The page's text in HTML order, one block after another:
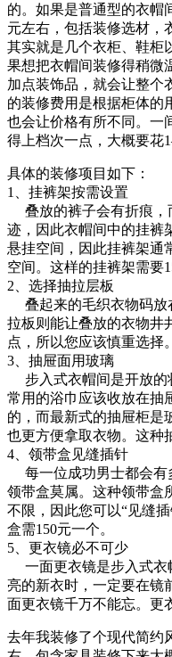
的。如果是普通型的衣帽
元左右，包括装修选材，
其实就是几个衣柜、鞋柜
果想把衣帽间装修得稍微
加点装饰品，就会让整
的装修费用是根据柜体的
也会让价格有所不同。一
得上档次一点，大概要花
具体的装修项目如下：
1、挂裤架按需设置
叠放的裤子会有折痕，
迹，因此衣帽间中的挂裤
悬挂空间，因此挂裤架通
空间。这样的挂裤架需要
2、选择抽拉层板
叠起来的毛织衣物码放
拉板则能让叠放的衣物井
点，所以您应该慎重选择
3、抽屉面用玻璃
步入式衣帽间是开放的
常用的浴巾应该收放在抽
的，而最新式的抽屉柜是
也更方便拿取衣物。这种
4、领带盒见缝插针
每一位成功男士都会有
领带盒莫属。这种领带盒
不限，因此您可以“见缝
盒需150元一个。
5、更衣镜必不可少
一面更衣镜是步入式衣
亮的新衣时，一定要在镜
面更衣镜千万不能忘。更
去年我装修了个现代简约